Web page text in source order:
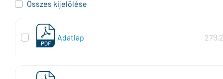
Összes kijelölése
Adatlap